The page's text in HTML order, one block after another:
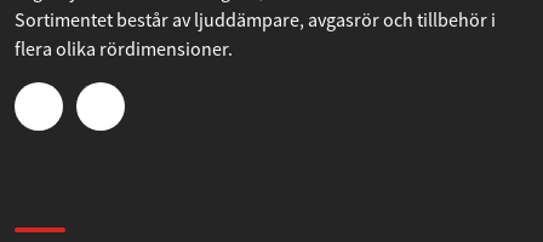
Simons® Universaldelar är för dig som vill bygga ett eget
avgassystem till din tävlingsbil, veteranbil eller annat fordon.
flera olika rördimensioner.